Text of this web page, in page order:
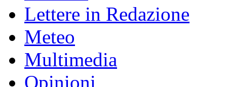
Lettere in Redazione
Meteo
Multimedia
Opinioni